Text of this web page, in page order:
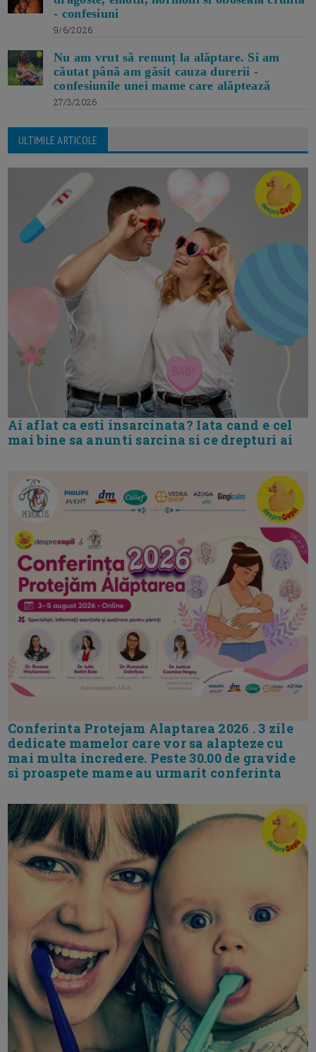
- confesiuni
9/6/2026
Nu am vrut să renunț la alăptare. Si am
căutat până am găsit cauza durerii -
confesiunile unei mame care alăptează
27/3/2026
ULTIMILE ARTICOLE
Ai aflat ca esti insarcinata? Iata cand e cel
mai bine sa anunti sarcina si ce drepturi ai
Conferinta Protejam Alaptarea 2026 . 3 zile
dedicate mamelor care vor sa alapteze cu
mai multa incredere. Peste 30.00 de gravide
si proaspete mame au urmarit conferinta